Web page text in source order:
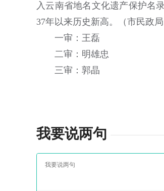
入云南省地名文化遗产保护名
37年以来历史新高。（市民政局
一审：王磊
二审：明雄忠
三审：郭晶
我要说两句